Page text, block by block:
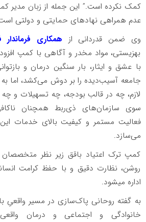
کمک نکرده است.” این جمله از زبان مدیر
عدم همراهی نهادهای حمایتی و دولتی
وی ضمن قدردانی از همکاری فرماندار
بهزیستی، مواد مخدر و آگاهی با کمپ
با عشق و ایثار، بار سنگین درمان و
جامعه آسیب‌دیده را بر دوش می‌کشد، اما
لازم، چه در قالب بودجه، چه تسهیلات و
سوی سازمان‌های ذی‌ربط همچنان
فعالیت مستمر و کیفیت بالای خدمات این
می‌سازد.
کمپ ترک اعتیاد باقق زیر نظر متخصصان
روشن، نظارت دقیق و با حفظ کرامت
اداره میشود.
به گفته روحانی پاک‌سازی در مسیر واقعیِ
خانوادگی و اجتماعی و درمان